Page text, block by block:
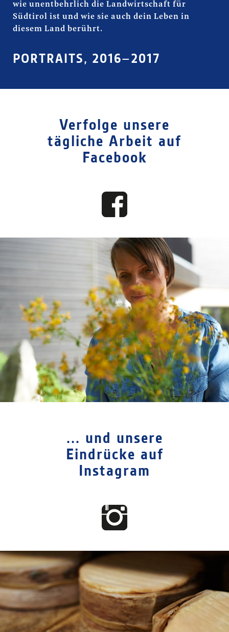
PORTRAITS, 2016–2017
wie unentbehrlich die Landwirtschaft für
Südtirol ist und wie sie auch dein Leben in
diesem Land berührt.
Verfolge unsere
tägliche Arbeit auf
Facebook
... und unsere
Eindrücke auf
Instagram